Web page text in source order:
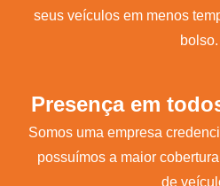
seus veículos em menos
bolso.
Presença em
Somos uma empresa
possuímos a maior
de